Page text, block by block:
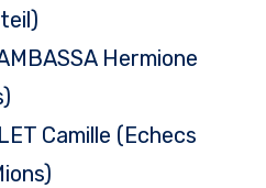
Hermione
Camille (Echecs